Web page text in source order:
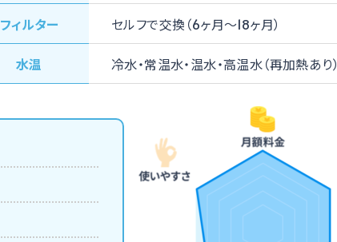
フィルター セルフで交換（6ヶ月〜18ヶ月）
⽔温 冷⽔ 常温⽔ 温⽔ 高温水（再加熱あり）